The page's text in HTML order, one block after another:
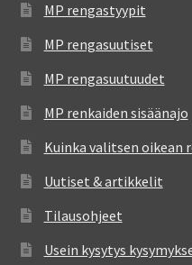
MP rengastyypit
MP rengasuutiset
MP rengasuutuudet
MP renkaiden sisäänajo
Kuinka valitsen oikean
Uutiset & artikkelit
Tilausohjeet
Usein kysytys